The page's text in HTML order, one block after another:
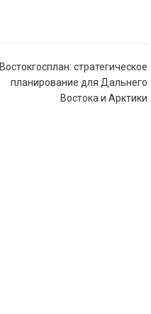
Востокгосплан: стратегическое
планирование для Дальнего
Востока и Арктики